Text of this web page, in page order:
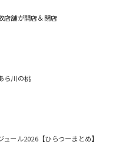
店舗が開店＆閉店
ら川の桃
ール2026【ひらつーまとめ】